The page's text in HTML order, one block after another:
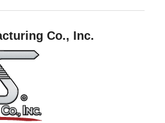
Co., Inc.